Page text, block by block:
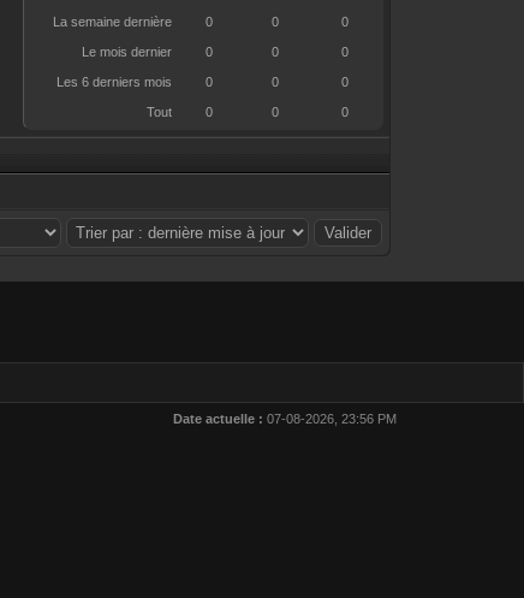
La semaine dernière 0 0 0
Le mois dernier 0 0 0
Les 6 derniers mois 0 0 0
Tout 0 0 0
Date actuelle : 07-08-2026, 23:56 PM